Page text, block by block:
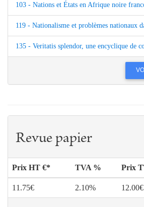
103 - Nations et États en Afrique noire
119 - Nationalisme et problèmes nationaux
135 - Veritatis splendor, une encyclique de
Revue papier
Prix HT €* TVA % Prix
11.75€ 2.10% 12.00€